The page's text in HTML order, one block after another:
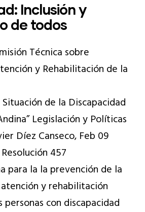
Inclusión y
de todos
Técnica sobre
y Rehabilitación de la
de la Discapacidad
Legislación y Políticas
Díez Canseco, Feb 09
457
para la la prevención de la
y rehabilitación
con discapacidad